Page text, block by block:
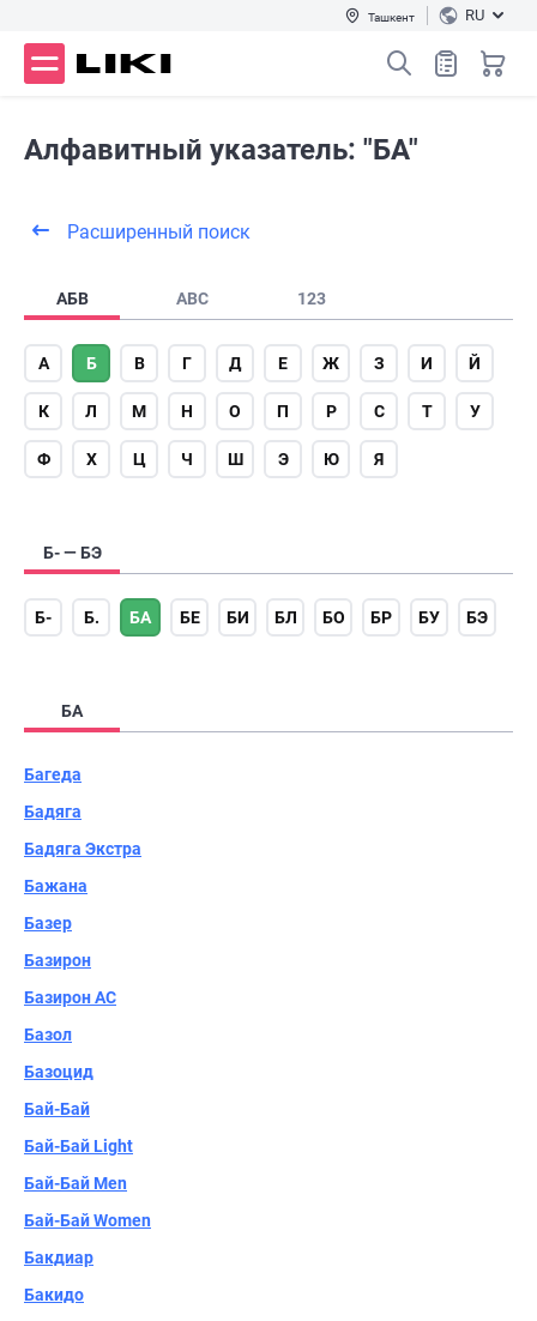
Ташкент RU
Алфавитный указатель: "БА"
Расширенный поиск
АБВ ABC 123
А Б В Г Д Е Ж З И Й
К Л М Н О П Р С Т У
Ф Х Ц Ч Ш Э Ю Я
Б- — БЭ
Б- Б. БА БЕ БИ БЛ БО БР БУ БЭ
БА
Багеда
Бадяга
Бадяга Экстра
Бажана
Базер
Базирон
Базирон АС
Базол
Базоцид
Бай-Бай
Бай-Бай Light
Бай-Бай Men
Бай-Бай Women
Бакдиар
Бакидо